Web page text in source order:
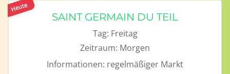
Heute
SAINT GERMAIN DU TEIL
Tag: Freitag
Zeitraum: Morgen
Informationen: regelmäßiger Markt